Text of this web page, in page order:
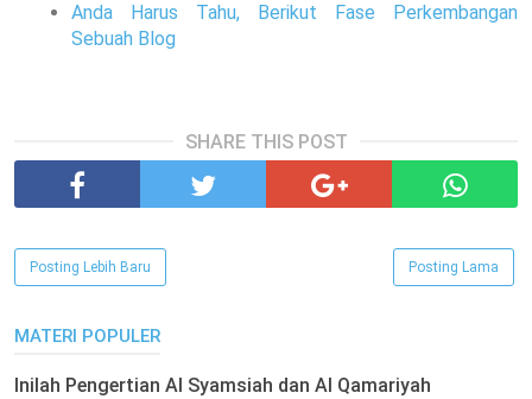
Anda Harus Tahu, Berikut Fase Perkembangan
Sebuah Blog
SHARE THIS POST
Posting Lebih Baru Posting Lama
MATERI POPULER
Inilah Pengertian Al Syamsiah dan Al Qamariyah